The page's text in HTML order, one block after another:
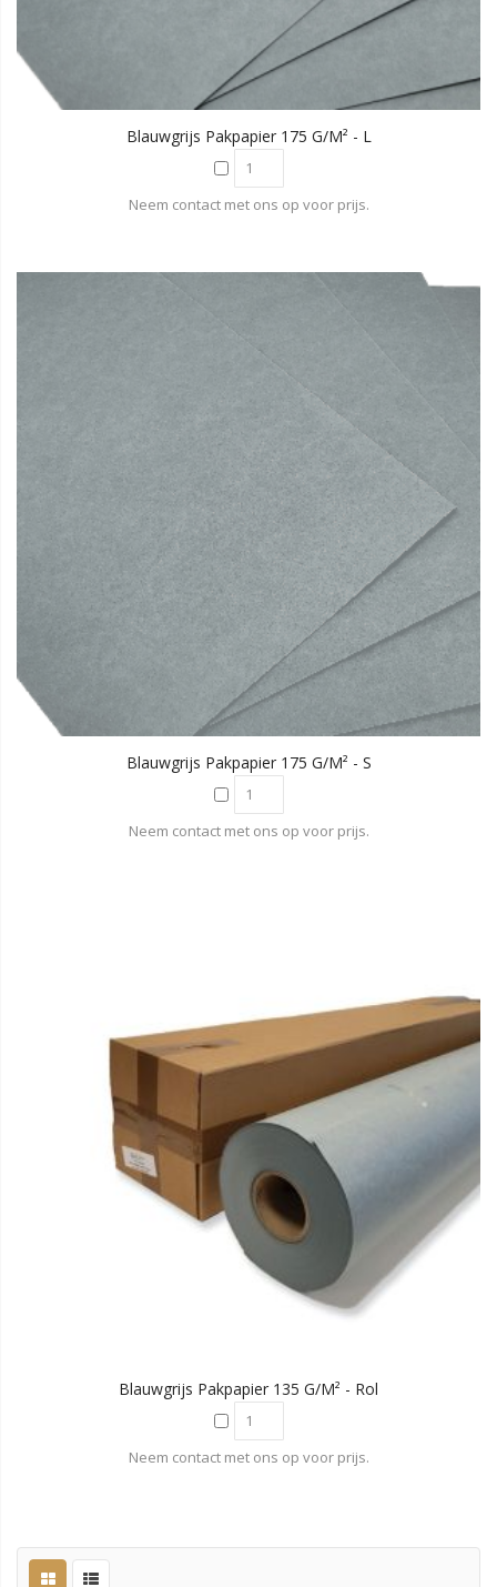
Blauwgrijs Pakpapier 175 G/m² - L
Neem contact met ons op voor prijs.
Blauwgrijs Pakpapier 175 G/m² - S
Neem contact met ons op voor prijs.
Blauwgrijs Pakpapier 135 G/m² - Rol
Neem contact met ons op voor prijs.